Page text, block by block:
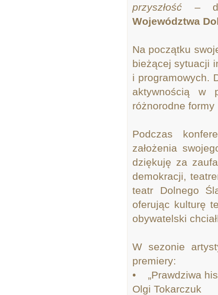
przyszłość –
Województwa
Na początku
bieżącej sytuacji
i programowych.
aktywnością w
różnorodne
Podczas
założenia
dziękuję za
demokracji,
teatr Dolnego
oferując kulturę
obywatelski
W sezonie
premiery:
• „Prawdziwa
Olgi Tokarczuk